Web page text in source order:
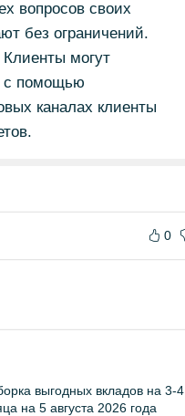
вопросов своих
без ограничений.
могут
с помощью
каналах клиенты
0
выгодных вкладов на 3-4
на 5 августа 2026 года